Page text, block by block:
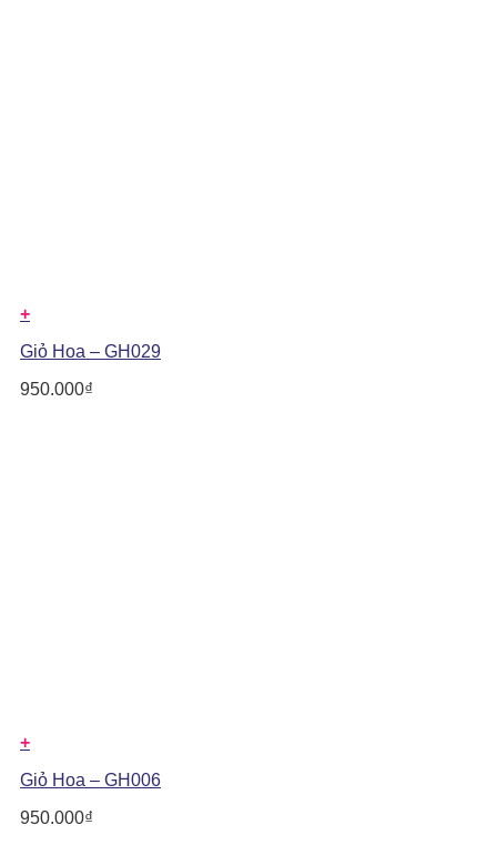
+
Giỏ Hoa – GH029
950.000₫
+
Giỏ Hoa – GH006
950.000₫